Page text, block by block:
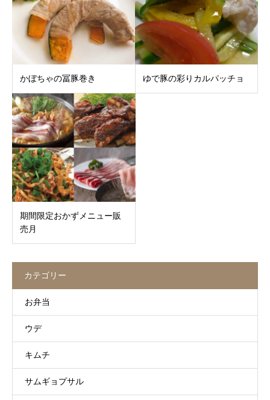
かぼちゃの冨豚巻き ゆで豚の彩りカルパッチョ
期間限定おかずメニュー販
売月
カテゴリー
お弁当
ウデ
キムチ
サムギョプサル